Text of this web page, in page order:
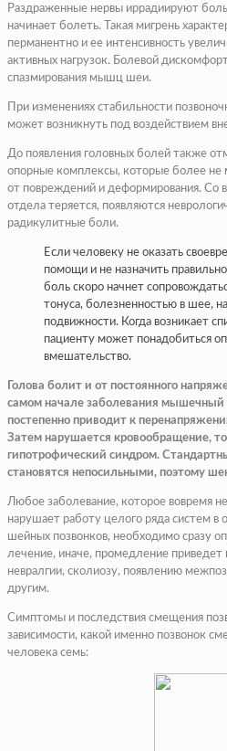
Раздраженные нервы иррадиируют
начинает болеть. Такая мигрень
перманентно и ее интенсивность
активных нагрузок. Болевой
спазмирования мышц шеи.
При изменениях стабильности
может возникнуть под воздействием
До появления головных болей также
опорные комплексы, которые более не
от повреждений и деформирования. Со
отдела теряется, появляются
радикулитные боли.
Если человеку не оказать
помощи и не назначить
боль скоро начнет
тонуса, болезненностью в шее,
подвижности. Когда возникает
пациенту может понадобиться
вмешательство.
Голова болит и от постоянного
самом начале заболевания мышечный
постепенно приводит к
Затем нарушается кровообращение,
гипотрофический синдром.
становятся непосильными, поэтому
Любое заболевание, которое вовремя
нарушает работу целого ряда систем
шейных позвонков, необходимо сразу
лечение, иначе, промедление
невралгии, сколиозу, появлению
другим.
Симптомы и последствия смещения
зависимости, какой именно позвонок
человека семь: